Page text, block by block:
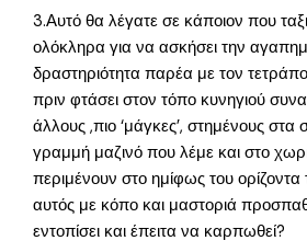
3.Αυτό θα λέγατε σε κάποιον που
ολόκληρα για να ασκήσει την
δραστηριότητα παρέα με τον
πριν φτάσει στον τόπο κυνηγιού
άλλους ,πιο ‘μάγκες’, στημένους στα
γραμμή μαζινό που λέμε και στο
περιμένουν στο ημίφως του
αυτός με κόπο και μαστοριά
εντοπίσει και έπειτα να καρπωθεί?